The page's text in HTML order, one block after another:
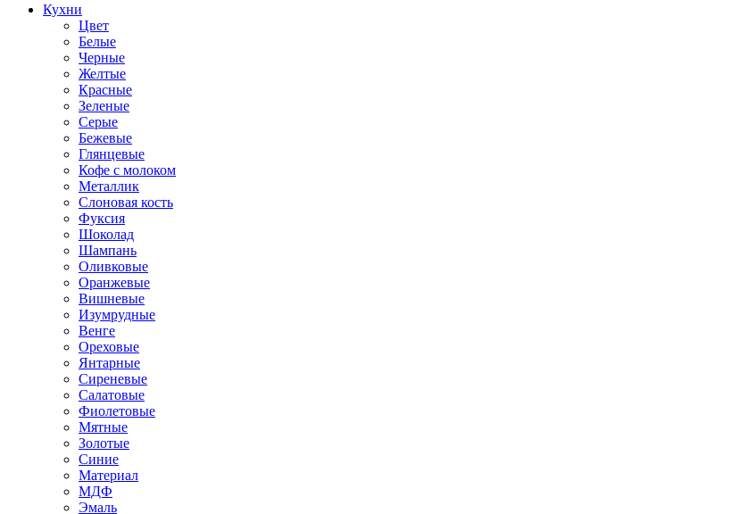
Кухни
Цвет
Белые
Черные
Желтые
Красные
Зеленые
Серые
Бежевые
Глянцевые
Кофе с молоком
Металлик
Слоновая кость
Фуксия
Шоколад
Шампань
Оливковые
Оранжевые
Вишневые
Изумрудные
Венге
Ореховые
Янтарные
Сиреневые
Салатовые
Фиолетовые
Мятные
Золотые
Синие
Материал
МДФ
Эмаль